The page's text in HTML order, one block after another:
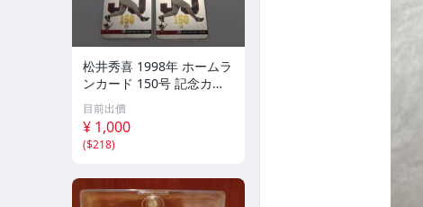
松井秀喜 1998年 ホームラ
ンカード 150号 記念カー
ド 3枚セット 読売ジャイ
アンツ 日本テレビ 劇空間
プロ野球
目前出價
¥ 1,000
($218)